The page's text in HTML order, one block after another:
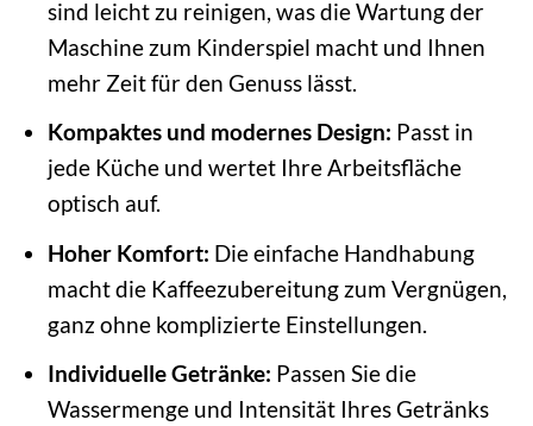
sind leicht zu reinigen, was die Wartung der
Maschine zum Kinderspiel macht und Ihnen
mehr Zeit für den Genuss lässt.
Kompaktes und modernes Design: Passt in
jede Küche und wertet Ihre Arbeitsfläche
optisch auf.
Hoher Komfort: Die einfache Handhabung
macht die Kaffeezubereitung zum Vergnügen,
ganz ohne komplizierte Einstellungen.
Individuelle Getränke: Passen Sie die
Wassermenge und Intensität Ihres Getränks